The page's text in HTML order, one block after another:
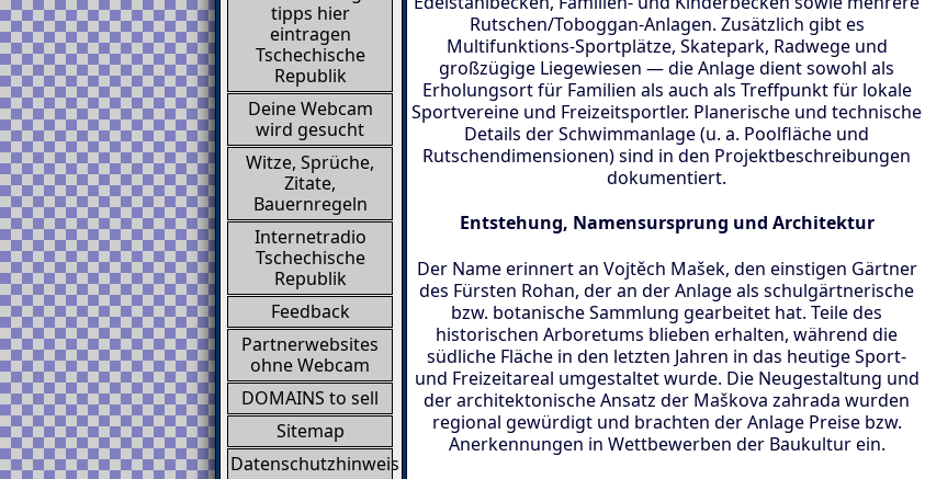
tipps hier
eintragen
Tschechische
Republik
Deine Webcam
wird gesucht
Witze, Sprüche,
Zitate,
Bauernregeln
Internetradio
Tschechische
Republik
Feedback
Partnerwebsites
ohne Webcam
DOMAINS to sell
Sitemap
Datenschutzhinweis
Rutschen/Toboggan-Anlagen. Zusätzlich gibt es
Multifunktions-Sportplätze, Skatepark, Radwege und
großzügige Liegewiesen — die Anlage dient sowohl als
Erholungsort für Familien als auch als Treffpunkt für lokale
Sportvereine und Freizeitsportler. Planerische und technische
Details der Schwimmanlage (u. a. Poolfläche und
Rutschendimensionen) sind in den Projektbeschreibungen
dokumentiert.
Entstehung, Namensursprung und Architektur
Der Name erinnert an Vojtěch Mašek, den einstigen Gärtner
des Fürsten Rohan, der an der Anlage als schulgärtnerische
bzw. botanische Sammlung gearbeitet hat. Teile des
historischen Arboretums blieben erhalten, während die
südliche Fläche in den letzten Jahren in das heutige Sport-
und Freizeitareal umgestaltet wurde. Die Neugestaltung und
der architektonische Ansatz der Maškova zahrada wurden
regional gewürdigt und brachten der Anlage Preise bzw.
Anerkennungen in Wettbewerben der Baukultur ein.